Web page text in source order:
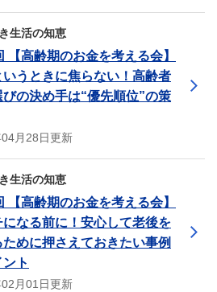
生活の知恵
【高齢期のお金を考える会】
いうときに焦らない！高齢者
びの決め手は“優先順位”の策
月28日更新
生活の知恵
【高齢期のお金を考える会】
になる前に！安心して老後を
めに押さえておきたい事例
ト
月01日更新